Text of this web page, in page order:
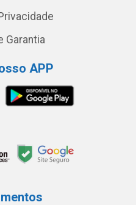
Garantia
APP